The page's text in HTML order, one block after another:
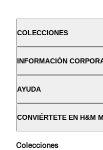
COLECCIONES
INFORMACIÓN
AYUDA
CONVIÉRTETE EN H&M
Colecciones